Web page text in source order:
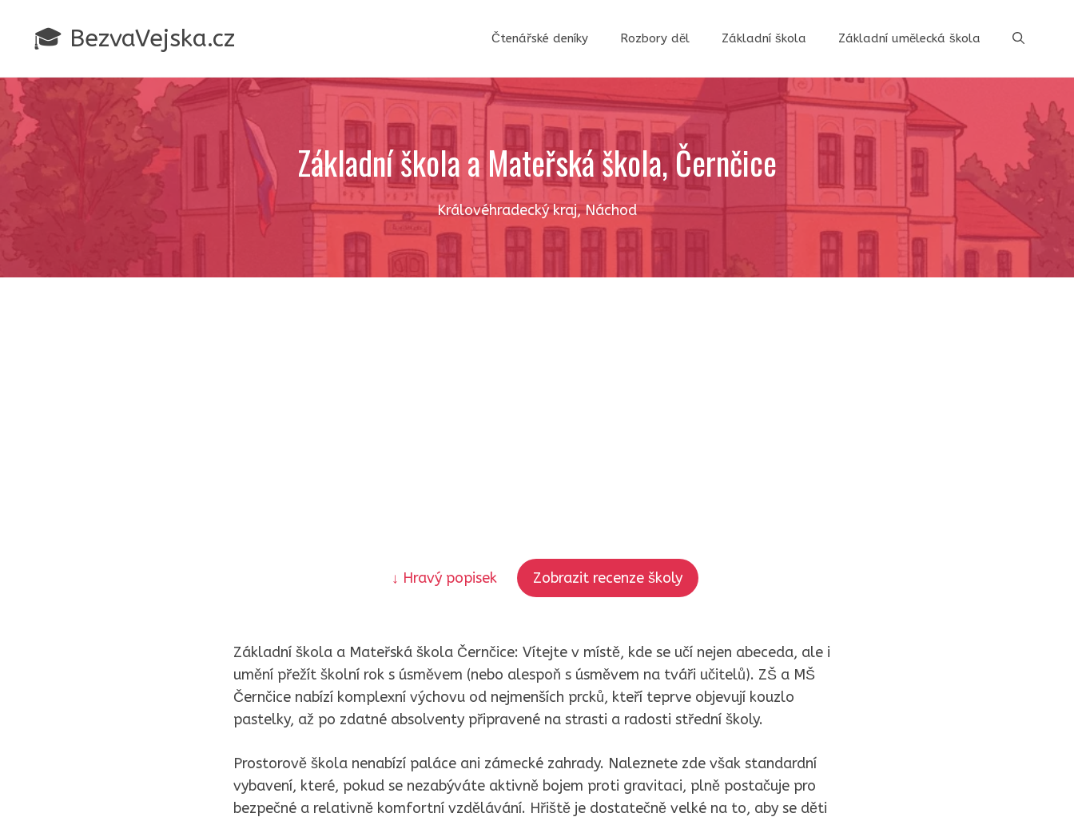
obsah
🎓 BezvaVejska.cz Čtenářské deníky Rozbory děl Základní škola Základní umělecká škola
Základní škola a Mateřská škola, Černčice
Královéhradecký kraj,Náchod
↓ Hravý popisek Zobrazit recenze školy
Základní škola a Mateřská škola Černčice: Vítejte v místě, kde se učí nejen abeceda, ale i
umění přežít školní rok s úsměvem (nebo alespoň s úsměvem na tváři učitelů). ZŠ a MŠ
Černčice nabízí komplexní výchovu od nejmenších prcků, kteří teprve objevují kouzlo
pastelky, až po zdatné absolventy připravené na strasti a radosti střední školy.
Prostorově škola nenabízí paláce ani zámecké zahrady. Naleznete zde však standardní
vybavení, které, pokud se nezabýváte aktivně bojem proti gravitaci, plně postačuje pro
bezpečné a relativně komfortní vzdělávání. Hřiště je dostatečně velké na to, aby se děti